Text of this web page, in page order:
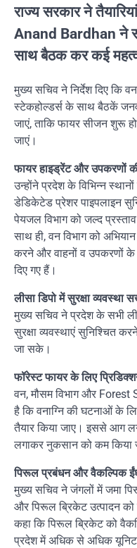
राज्य सरकार ने
Anand Bardhan ने
साथ बैठक कर कई
मुख्य सचिव ने निर्देश दिए कि
स्टेकहोल्डर्स के साथ बैठकें
जाएं, ताकि फायर सीजन शुरू
जाएं।
फायर हाइड्रेंट और उपकरणों
उन्होंने प्रदेश के विभिन्न
डेडिकेटेड प्रेशर पाइपलाइन
पेयजल विभाग को जल्द
साथ ही, वन विभाग को
करने और वाहनों व उपकरणों के
दिए गए हैं।
लीसा डिपो में सुरक्षा व्यवस्था
मुख्य सचिव ने प्रदेश के सभी
सुरक्षा व्यवस्थाएं सुनिश्चित
जा सके।
फॉरेस्ट फायर के लिए
वन, मौसम विभाग और Forest
है कि वनाग्नि की घटनाओं के
तैयार किया जाए। इससे आग
लगाकर नुकसान को कम किया
पिरूल प्रबंधन और वैकल्पिक
मुख्य सचिव ने जंगलों में जमा
और पिरूल ब्रिकेट उत्पादन को
कहा कि पिरूल ब्रिकेट को
प्रदेश में अधिक से अधिक यूनिट